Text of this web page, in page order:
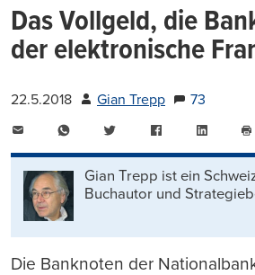
Das Vollgeld, die
der elektronische
22.5.2018 Gian Trepp
73
WhatsAppTwitter FacebookLinkedIn
Gian Trepp ist ein
Buchautor und
Die Banknoten der